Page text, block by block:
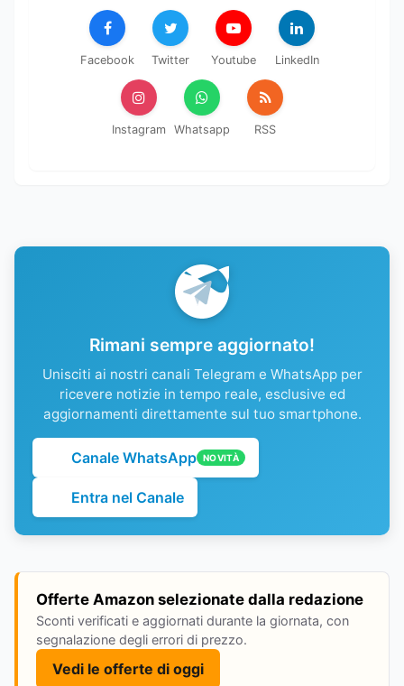
Facebook Twitter Youtube LinkedIn
Instagram Whatsapp RSS
Rimani sempre aggiornato!
Unisciti ai nostri canali Telegram e WhatsApp per
ricevere notizie in tempo reale, esclusive ed
aggiornamenti direttamente sul tuo smartphone.
Canale WhatsApp NOVITÀ
Entra nel Canale
Offerte Amazon selezionate dalla redazione
Sconti verificati e aggiornati durante la giornata, con
segnalazione degli errori di prezzo.
Vedi le offerte di oggi